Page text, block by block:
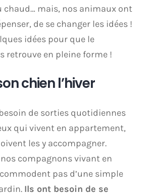
chaud… mais, nos animaux ont
de se changer les idées !
idées pour que le
retrouve en pleine forme !
chien l’hiver
de sorties quotidiennes
qui vivent en appartement,
les y accompagner.
compagnons vivant en
pas d’une simple
Ils ont besoin de se